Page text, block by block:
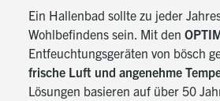
Ein Hallenbad sollte zu jeder
Wohlbefindens sein. Mit den
Entfeuchtungsgeräten von bösch
frische Luft und angenehme
Lösungen basieren auf über 50